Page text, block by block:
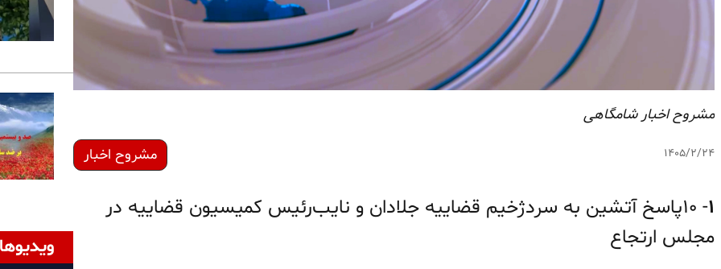
مشروح اخبار شامگاهی
۱۴۰۵/۲/۲۴ مشروح اخبار
۱
- ۱۰پاسخ آتشین به سردژخیم قضاییه جلادان و نایب‌رئیس کمیسیون قضاییه در
مجلس ارتجاع